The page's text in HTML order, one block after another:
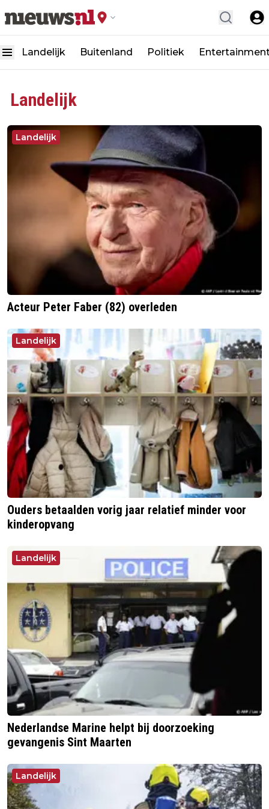
Landelijk Buitenland Politiek
Landelijk
Landelijk
Acteur Peter Faber (82) overleden
Landelijk
Ouders betaalden vorig jaar relatief minder voor
kinderopvang
Landelijk
Nederlandse Marine helpt bij doorzoeking
gevangenis Sint Maarten
Landelijk